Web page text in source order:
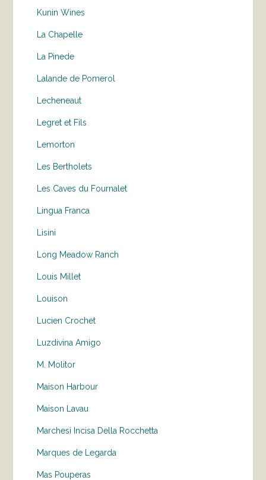
Kunin Wines
La Chapelle
La Pinede
Lalande de Pomerol
Lecheneaut
Legret et Fils
Lemorton
Les Bertholets
Les Caves du Fournalet
Lingua Franca
Lisini
Long Meadow Ranch
Louis Millet
Louison
Lucien Crochet
Luzdivina Amigo
M. Molitor
Maison Harbour
Maison Lavau
Marchesi Incisa Della Rocchetta
Marques de Legarda
Mas Pouperas